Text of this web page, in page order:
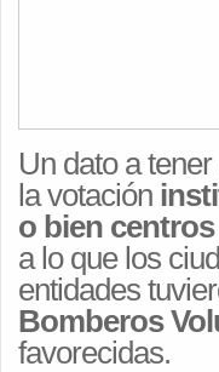
Un dato a
la votación
o bien
a lo que los
entidades
Bomberos
favorecidas.